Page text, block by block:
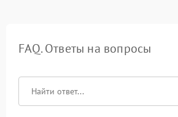
FAQ. Ответы на вопросы